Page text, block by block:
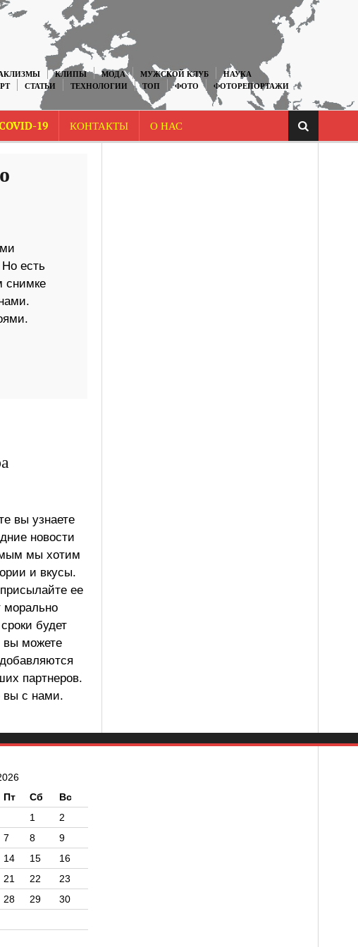
КЛИПЫ МОДА МУЖСКОЙ КЛУБ
НАУКА
СТАТЬИ ТЕХНОЛОГИИ ТОП ФОТО
ФОТОРЕПОРТАЖИ
19 КОНТАКТЫ О НАС
есть
снимке
вы узнаете
новости
мы хотим
и вкусы.
ее
морально
будет
вы можете
партнеров.
вы с нами.
Пт Сб Вс
1
2
7 8
9
14 15
16
21 22
23
28 29
30